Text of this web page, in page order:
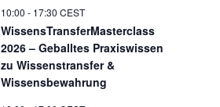
10:00 - 17:30 CEST
WissensTransferMasterclass
2026 – Geballtes Praxiswissen
zu Wissenstransfer &
Wissensbewahrung